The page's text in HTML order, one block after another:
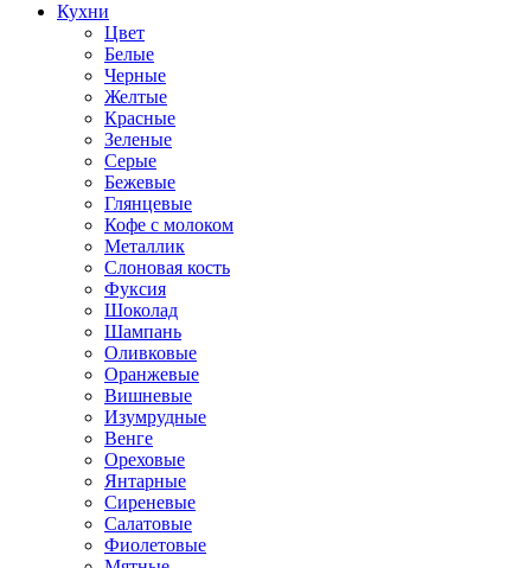
Кухни
Цвет
Белые
Черные
Желтые
Красные
Зеленые
Серые
Бежевые
Глянцевые
Кофе с молоком
Металлик
Слоновая кость
Фуксия
Шоколад
Шампань
Оливковые
Оранжевые
Вишневые
Изумрудные
Венге
Ореховые
Янтарные
Сиреневые
Салатовые
Фиолетовые